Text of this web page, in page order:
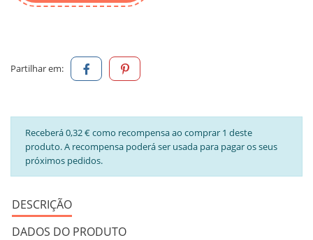
Partilhar em:
Receberá 0,32 € como recompensa ao comprar 1 deste
produto. A recompensa poderá ser usada para pagar os seus
próximos pedidos.
DESCRIÇÃO
DADOS DO PRODUTO